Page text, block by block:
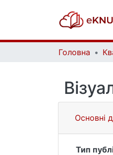
Головна
Основні
Тип